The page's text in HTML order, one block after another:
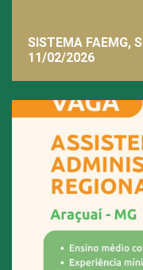
SISTEMA FAEMG,
FAEMG
11/02/2026